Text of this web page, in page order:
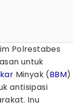
Polrestabes
untuk
Minyak (BBM)
antisipasi
Inu